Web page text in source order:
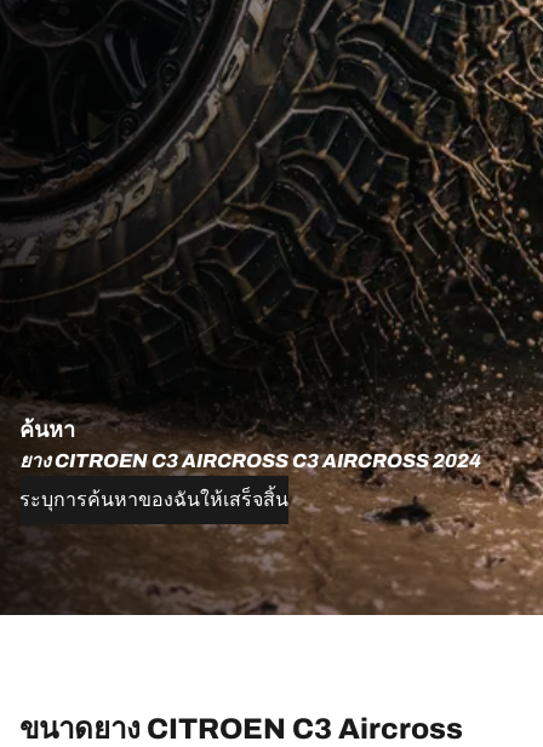
ค้นหา
ยาง CITROEN C3 AIRCROSS C3 AIRCROSS 2024
ระบุการค้นหาของฉันให้เสร็จสิ้น
ขนาดยาง CITROEN C3 Aircross